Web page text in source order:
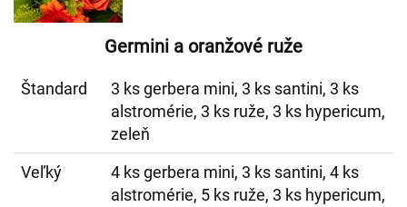
Germini a oranžové ruže
Štandard
3 ks gerbera mini, 3 ks santini, 3 ks
alstromérie, 3 ks ruže, 3 ks hypericum,
zeleň
Veľký
4 ks gerbera mini, 3 ks santini, 4 ks
alstromérie, 5 ks ruže, 3 ks hypericum,